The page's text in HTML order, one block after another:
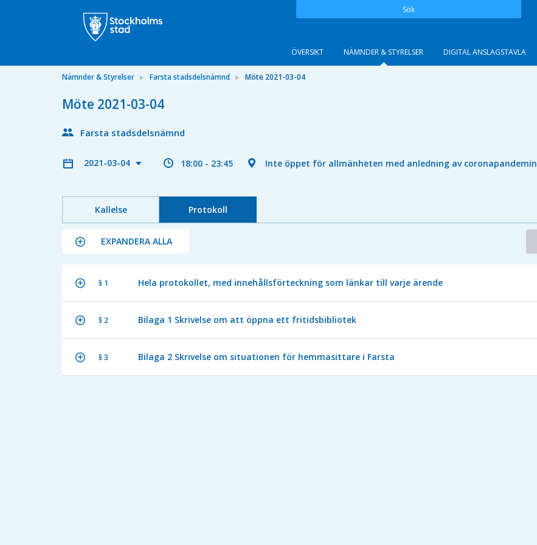
Sök
ÖVERSIKT NÄMNDER & STYRELSER DIGITAL ANSLAGSTAVLA
Nämnder & Styrelser Farsta stadsdelsnämnd Möte 2021-03-04
Möte 2021-03-04
Farsta stadsdelsnämnd
2021-03-04 18:00 - 23:45 Inte öppet för allmänheten med anledning av coronapandemin
Kallelse Protokoll
EXPANDERA ALLA
§ 1 Hela protokollet, med innehållsförteckning som länkar till varje ärende
§ 2 Bilaga 1 Skrivelse om att öppna ett fritidsbibliotek
§ 3 Bilaga 2 Skrivelse om situationen för hemmasittare i Farsta